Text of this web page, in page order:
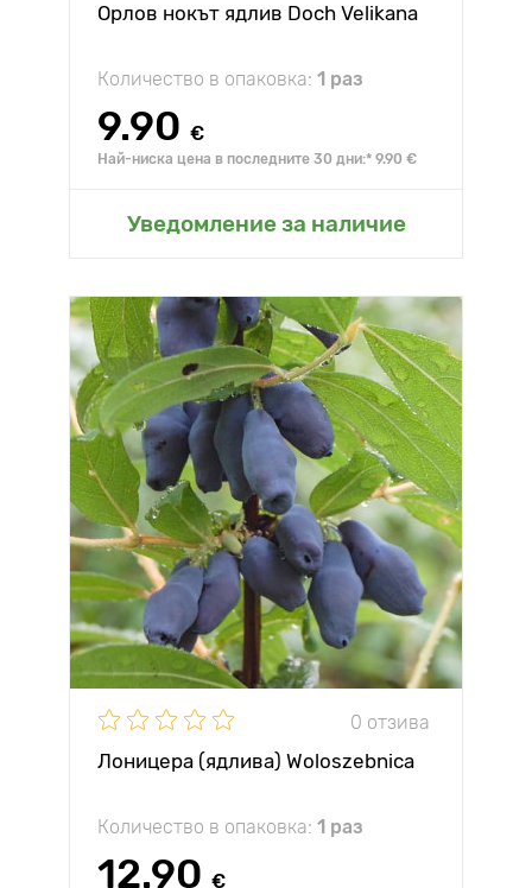
Орлов нокът ядлив Doch Velikana
Количество в опаковка: 1 раз
9.90 €
Най-ниска цена в последните 30 дни:* 9.90 €
Уведомление за наличие
0 отзива
Лоницера (ядлива) Woloszebnica
Количество в опаковка: 1 раз
12.90 €